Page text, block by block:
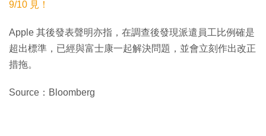
9/10 見！
Apple 其後發表聲明亦指，在調查後發現派遣員工比例確是
超出標準，已經與富士康一起解決問題，並會立刻作出改正
措拖。
Source：Bloomberg